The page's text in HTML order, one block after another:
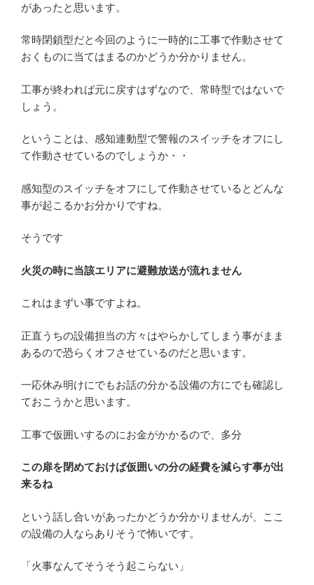
があったと思います。
常時閉鎖型だと今回のように一時的に工事で作動させて
おくものに当てはまるのかどうか分かりません。
工事が終われば元に戻すはずなので、常時型ではないで
しょう。
ということは、感知連動型で警報のスイッチをオフにし
て作動させているのでしょうか・・
感知型のスイッチをオフにして作動させているとどんな
事が起こるかお分かりですね。
そうです
火災の時に当該エリアに避難放送が流れません
これはまずい事ですよね。
正直うちの設備担当の方々はやらかしてしまう事がまま
あるので恐らくオフさせているのだと思います。
一応休み明けにでもお話の分かる設備の方にでも確認し
ておこうかと思います。
工事で仮囲いするのにお金がかかるので、多分
この扉を閉めておけば仮囲いの分の経費を減らす事が出
来るね
という話し合いがあったかどうか分かりませんが、ここ
の設備の人ならありそうで怖いです。
「火事なんてそうそう起こらない」